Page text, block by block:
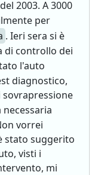
2003. A 3000
per
. Ieri sera si è
di controllo dei
l'auto
diagnostico,
sovrapressione
vorrei
stato suggerito
visti i
mi